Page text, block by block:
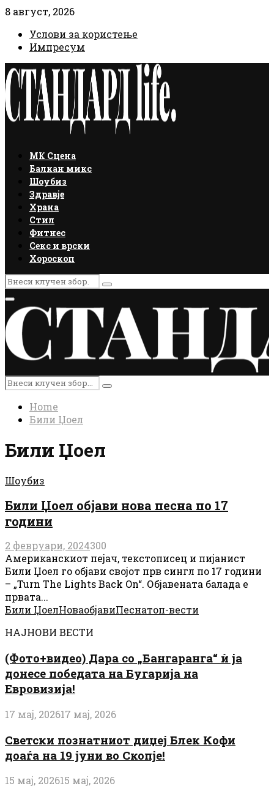
8 август, 2026
Услови за користење
Импресум
Facebook
Instagram
Email
Rss
МК Сцена
Балкан микс
Шоубиз
Здравје
Храна
Стил
Фитнес
Секс и врски
Хороскоп
Search
for:
Search
Primary
Menu
Search
for:
Search
Home
Били Џоел
Били Џоел
Шоубиз
Били Џоел објави нова песна по 17
години
2 февруари, 2024300
Американскиот пејач, текстописец и пијанист
Били Џоел го објави својот прв сингл по 17 години
– „Turn The Lights Back On“. Објавената балада е
првата...
Били ЏоелНоваобјавиПеснатоп-вести
НАЈНОВИ ВЕСТИ
(Фото+видео) Дара со „Бангаранга“ ѝ ја
донесе победата на Бугарија на
Евровизија!
17 мај, 202617 мај, 2026
Светски познатниот диџеј Блек Кофи
доаѓа на 19 јуни во Скопје!
15 мај, 202615 мај, 2026